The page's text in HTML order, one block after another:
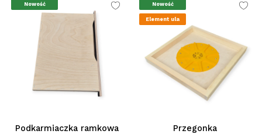
Nowość
Podkarmiaczka ramkowa
Nowość
Element ula
Przegonka